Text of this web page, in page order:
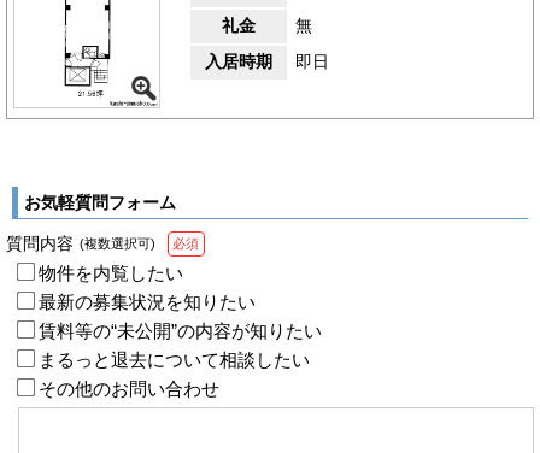
礼金
無
入居時期
即日
お気軽質問フォーム
質問内容 (複数選択可) 必須
物件を内覧したい
最新の募集状況を知りたい
賃料等の“未公開”の内容が知りたい
まるっと退去について相談したい
その他のお問い合わせ